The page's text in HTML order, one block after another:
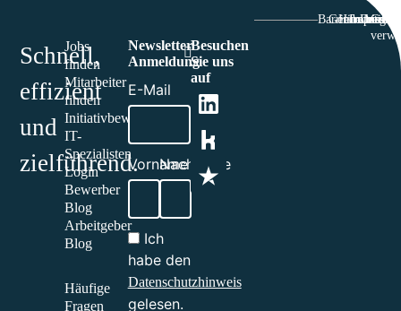
Schnell,
effizient
und
zielführend.​
Jobs
finden
Mitarbeiter
finden
Initiativbewerbung
IT-
Spezialisten
Login
Bewerber
Blog
Arbeitgeber
Blog
Häufige
Fragen
Newsletter
Anmeldung
E-Mail
VornameNachname
Ich
habe den
Datenschutzhinweis
gelesen.
Besuchen
Sie uns
auf
Barriefrefreiheit